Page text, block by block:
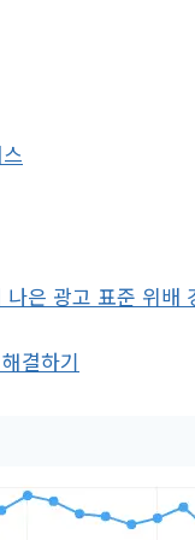
은 광고 표준 위배
결하기